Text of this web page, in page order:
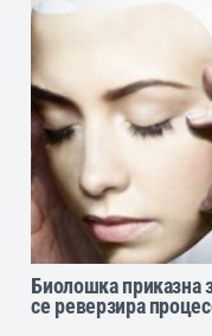
Биолошка приказна
се реверзира